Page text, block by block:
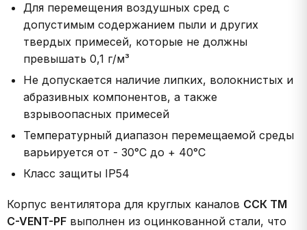
Для перемещения воздушных сред с
допустимым содержанием пыли и других
твердых примесей, которые не должны
превышать 0,1 г/м³
Не допускается наличие липких, волокнистых и
абразивных компонентов, а также
взрывоопасных примесей
Температурный диапазон перемещаемой среды
варьируется от - 30°С до + 40°С
Класс защиты IP54
Корпус вентилятора для круглых каналов ССК ТМ
C-VENT-PF выполнен из оцинкованной стали, что